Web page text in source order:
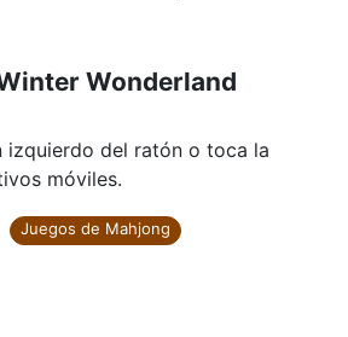
Wonderland
izquierdo del ratón o toca la
móviles.
Juegos de Mahjong